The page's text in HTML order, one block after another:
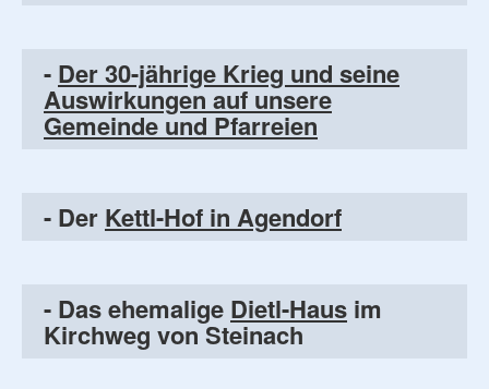
- Der 30-jährige Krieg und seine
Auswirkungen auf unsere
Gemeinde und Pfarreien
- Der Kettl-Hof in Agendorf
- Das ehemalige Dietl-Haus im
Kirchweg von Steinach